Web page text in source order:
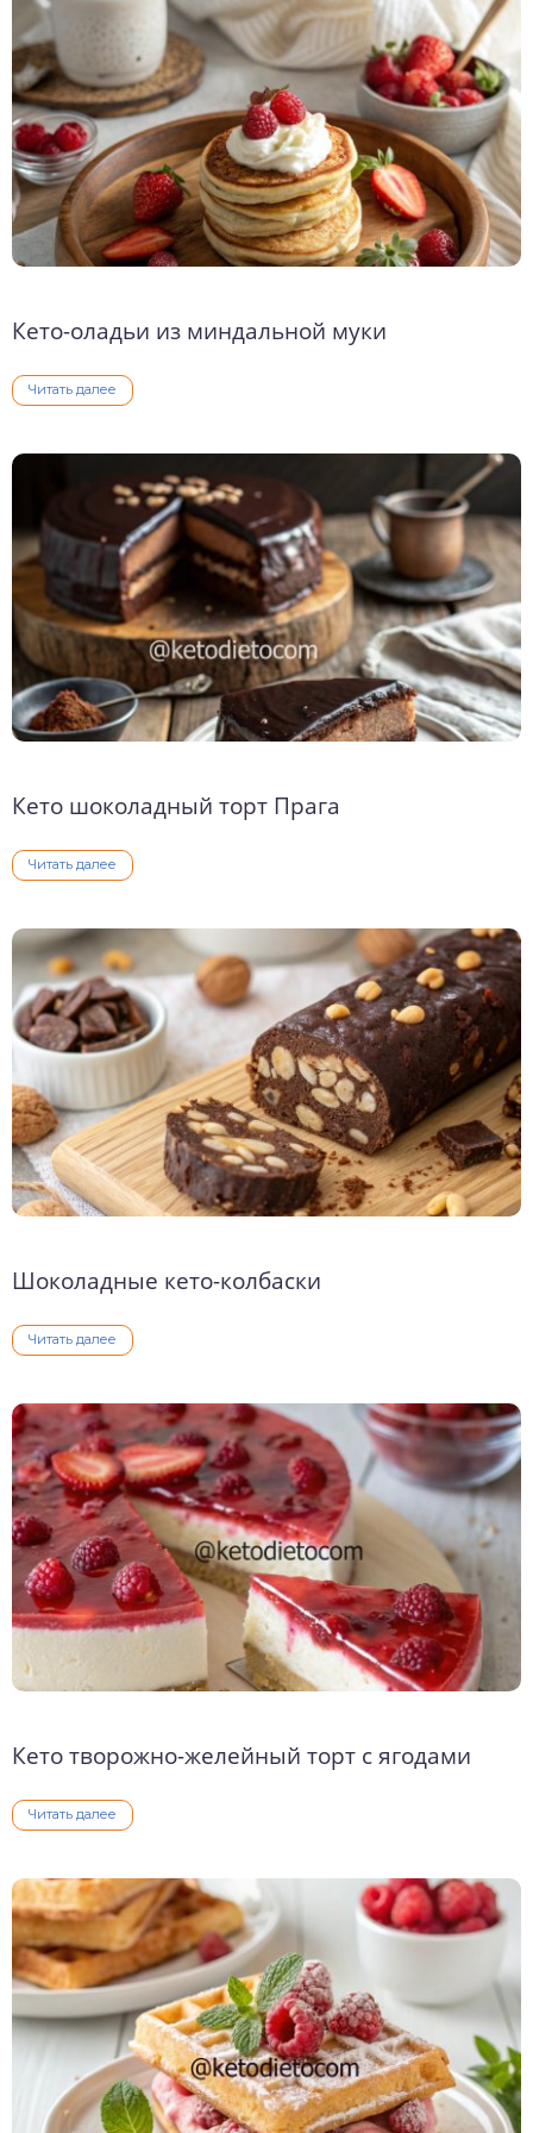
Кето-оладьи из миндальной муки
Читать далее
Кето шоколадный торт Прага
Читать далее
Шоколадные кето-колбаски
Читать далее
Кето творожно-желейный торт с ягодами
Читать далее
выпечка
десерты
напитки